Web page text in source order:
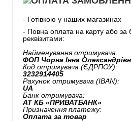
- Готівкою у наших магазинах
- Повна оплата на карту або за
реквізитами:
Найменування отримувача:
ФОП Чорна Інна
Код отримувача (ЄДРПОУ):
3232914405
Рахунок отримувача (IBAN):
UA
Банк отримувача:
АТ КБ «ПРИВАТБАНК»
Призначення платежу:
Оплата за товар